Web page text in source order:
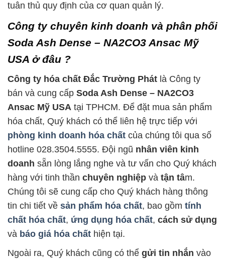
tuân thủ quy định của cơ quan quản lý.
Công ty chuyên kinh doanh và phân phối
Soda Ash Dense – NA2CO3 Ansac Mỹ
USA ở đâu ?
Công ty hóa chất Đắc Trường Phát là Công ty
bán và cung cấp Soda Ash Dense – NA2CO3
Ansac Mỹ USA tại TPHCM. Để đặt mua sản phẩm
hóa chất, Quý khách có thể liên hệ trực tiếp với
phòng kinh doanh hóa chất của chúng tôi qua số
hotline 028.3504.5555. Đội ngũ nhân viên kinh
doanh sẵn lòng lắng nghe và tư vấn cho Quý khách
hàng với tinh thần chuyên nghiệp và tận tâm.
Chúng tôi sẽ cung cấp cho Quý khách hàng thông
tin chi tiết về sản phẩm hóa chất, bao gồm tính
chất hóa chất, ứng dụng hóa chất, cách sử dụng
và báo giá hóa chất hiện tại.
Ngoài ra, Quý khách cũng có thể gửi tin nhắn vào